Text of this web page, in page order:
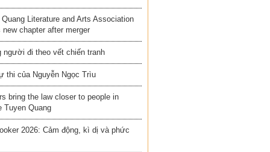
Literature and Arts Association
new chapter after merger
người đi theo vết chiến tranh
thi của Nguyễn Ngọc Trìu
bring the law closer to people in
Tuyen Quang
2026: Cảm động, kì dị và phức